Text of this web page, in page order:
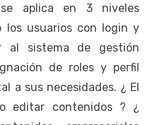
aplica en 3 niveles
los usuarios con login y
al sistema de gestión
de roles y perfil
a sus necesidades. ¿ El
editar contenidos ? ¿